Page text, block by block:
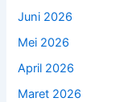
Juni 2026
Mei 2026
April 2026
Maret 2026